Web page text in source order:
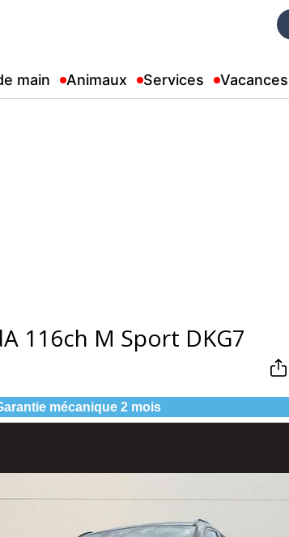
main Animaux Services Vacances
116ch M Sport DKG7
mécanique 2 mois